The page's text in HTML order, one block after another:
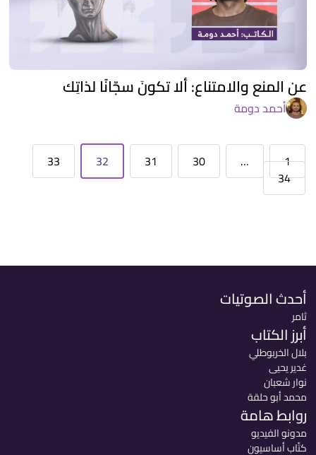
عن المنع والامتناع: ألا تكونَ سجّانًا لذاتِك
أحمد دومة
1
…
30
31
32
33
34
أحدث الصوتيات
ثامر
أبرز الكتاب
بلال الخربوطلي
غدير يحيى
نوار شعبان
محمد أبو حلقة
روابط هامة
مدونو الفيديو
كتّاب أساسيون